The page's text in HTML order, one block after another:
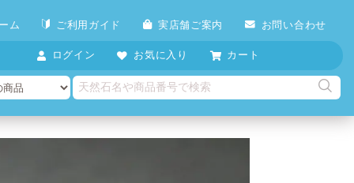
ム ご利用ガイド 実店舗ご案内 お問い合わせ
ログイン お気に入り カート